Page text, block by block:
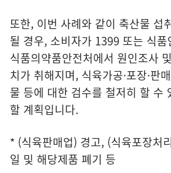
또한, 이번 사례와 같이 축산물 섭
될 경우, 소비자가 1399 또는 식
식품의약품안전처에서 원인조사
치가 취해지며, 식육가공·포장·판
물 등에 대한 검수를 철저히 할 수
할 계획입니다.
* (식육판매업) 경고, (식육포장처
일 및 해당제품 폐기 등